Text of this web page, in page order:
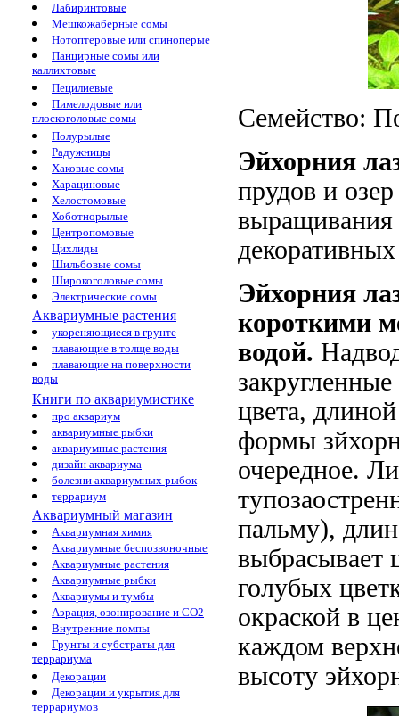
Лабиринтовые
Мешкожаберные сомы
Нотоптеровые или спиноперые
Панцирные сомы или
каллихтовые
Пецилиевые
Пимелодовые или
плоскоголовые сомы
Полурылые
Радужницы
Хаковые сомы
Харациновые
Хелостомовые
Хоботнорылые
Центропомовые
Цихлиды
Шильбовые сомы
Широкоголовые сомы
Электрические сомы
Аквариумные растения
укореняющиеся в грунте
плавающие в толще воды
плавающие на поверхности
воды
Книги по аквариумистике
про аквариум
аквариумные рыбки
аквариумные растения
дизайн аквариума
болезни аквариумных рыбок
террариум
Аквариумный магазин
Аквариумная химия
Аквариумные беспозвоночные
Аквариумные растения
Аквариумные рыбки
Аквариумы и тумбы
Аэрация, озонирование и CO2
Внутренние помпы
Грунты и субстраты для
террариума
Декорации
Декорации и укрытия для
террариумов
Семейство:
Эйхорния
прудов и
выращивания
Эйхорния
короткими
водой.
цвета,
формы
очередное.
пальму),
выбрасывает
голубых
окраской в
каждом
высоту